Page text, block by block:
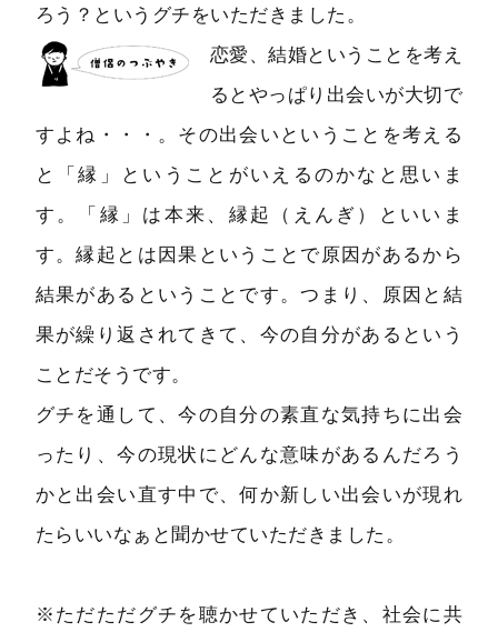
ろう？というグチをいただきました。
恋愛、結婚ということを考え
るとやっぱり出会いが大切で
すよね・・・。その出会いということを考える
と「縁」ということがいえるのかなと思いま
す。「縁」は本来、縁起（えんぎ）といいま
す。縁起とは因果ということで原因があるから
結果があるということです。つまり、原因と結
果が繰り返されてきて、今の自分があるという
ことだそうです。
グチを通して、今の自分の素直な気持ちに出会
ったり、今の現状にどんな意味があるんだろう
かと出会い直す中で、何か新しい出会いが現れ
たらいいなぁと聞かせていただきました。
※ただただグチを聴かせていただき、社会に共